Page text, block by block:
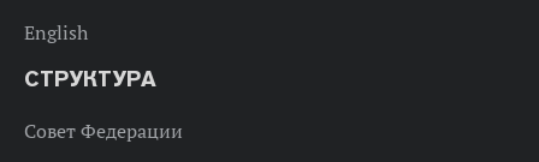
English
СТРУКТУРА
Совет Федерации